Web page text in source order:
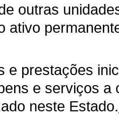
outras
ativo
e prestações
e serviços a
neste Estado.